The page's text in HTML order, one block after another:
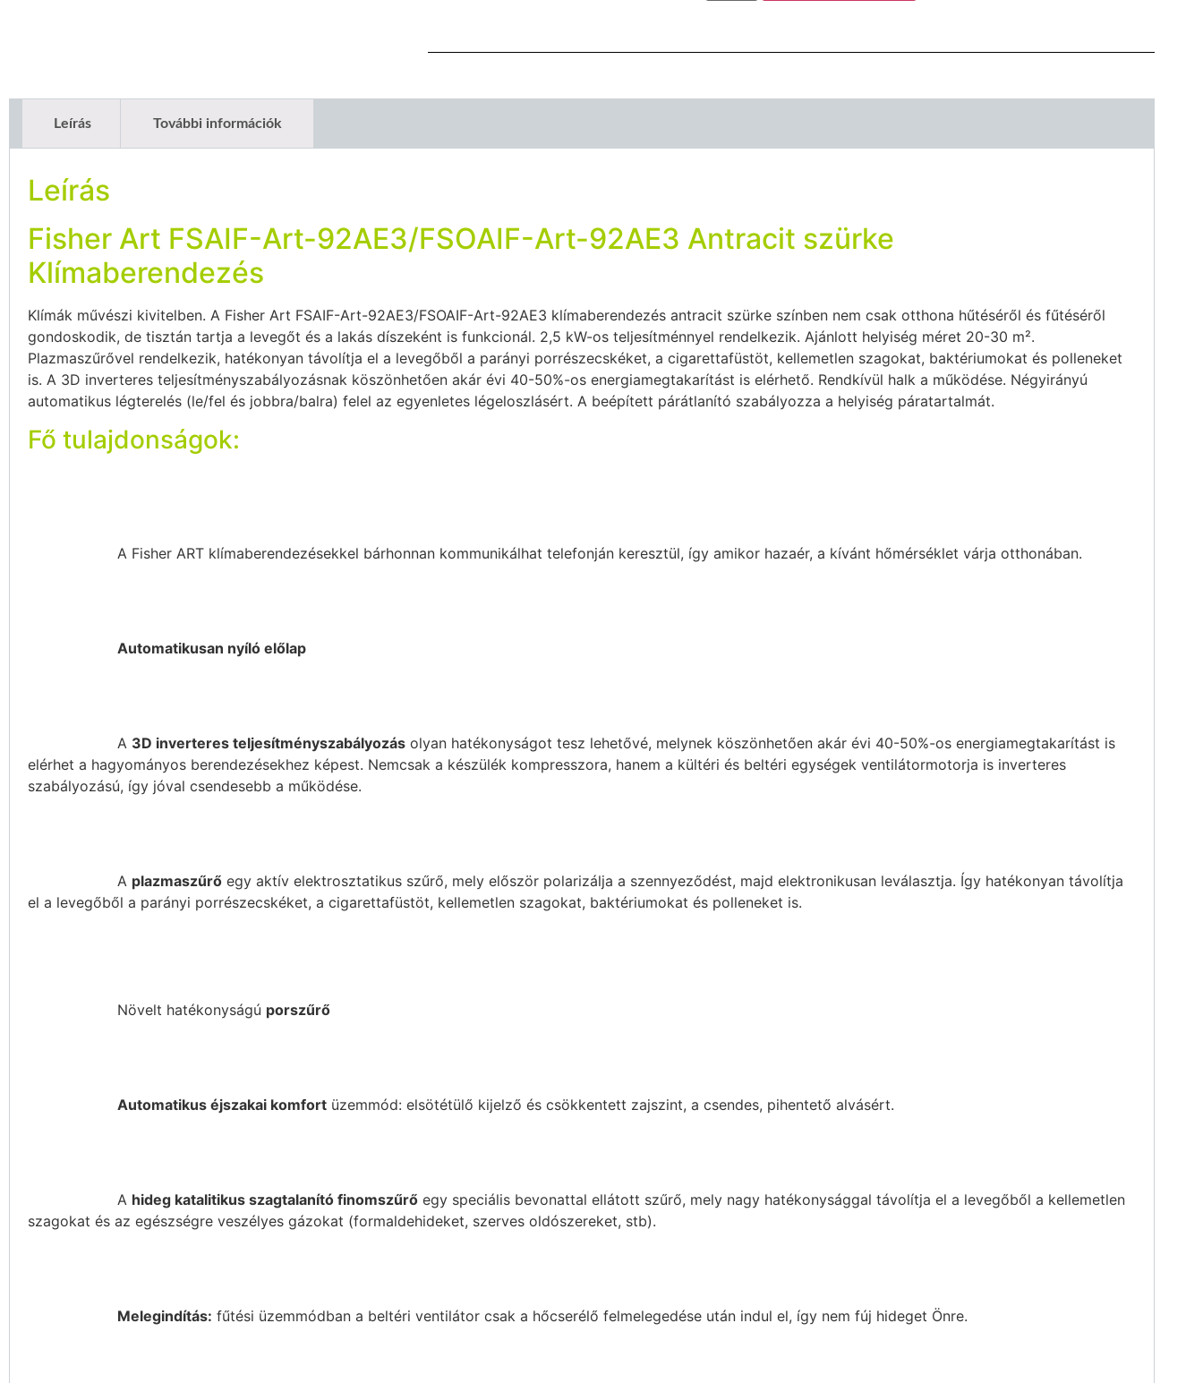
Leírás További információk
Leírás
Fisher Art FSAIF-Art-92AE3/FSOAIF-Art-92AE3 Antracit szürke
Klímaberendezés
Klímák művészi kivitelben. A Fisher Art FSAIF-Art-92AE3/FSOAIF-Art-92AE3 klímaberendezés antracit szürke színben nem csak otthona hűtéséről és fűtéséről
gondoskodik, de tisztán tartja a levegőt és a lakás díszeként is funkcionál. 2,5 kW-os teljesítménnyel rendelkezik. Ajánlott helyiség méret 20-30 m².
Plazmaszűrővel rendelkezik, hatékonyan távolítja el a levegőből a parányi porrészecskéket, a cigarettafüstöt, kellemetlen szagokat, baktériumokat és polleneket
is. A 3D inverteres teljesítményszabályozásnak köszönhetően akár évi 40-50%-os energiamegtakarítást is elérhető. Rendkívül halk a működése. Négyirányú
automatikus légterelés (le/fel és jobbra/balra) felel az egyenletes légeloszlásért. A beépített párátlanító szabályozza a helyiség páratartalmát.
Fő tulajdonságok:
A Fisher ART klímaberendezésekkel bárhonnan kommunikálhat telefonján keresztül, így amikor hazaér, a kívánt hőmérséklet várja otthonában.
Automatikusan nyíló előlap
A 3D inverteres teljesítményszabályozás olyan hatékonyságot tesz lehetővé, melynek köszönhetően akár évi 40-50%-os energiamegtakarítást is
elérhet a hagyományos berendezésekhez képest. Nemcsak a készülék kompresszora, hanem a kültéri és beltéri egységek ventilátormotorja is inverteres
szabályozású, így jóval csendesebb a működése.
A plazmaszűrő egy aktív elektrosztatikus szűrő, mely először polarizálja a szennyeződést, majd elektronikusan leválasztja. Így hatékonyan távolítja
el a levegőből a parányi porrészecskéket, a cigarettafüstöt, kellemetlen szagokat, baktériumokat és polleneket is.
Növelt hatékonyságú porszűrő
Automatikus éjszakai komfort üzemmód: elsötétülő kijelző és csökkentett zajszint, a csendes, pihentető alvásért.
A hideg katalitikus szagtalanító finomszűrő egy speciális bevonattal ellátott szűrő, mely nagy hatékonysággal távolítja el a levegőből a kellemetlen
szagokat és az egészségre veszélyes gázokat (formaldehideket, szerves oldószereket, stb).
Melegindítás: fűtési üzemmódban a beltéri ventilátor csak a hőcserélő felmelegedése után indul el, így nem fúj hideget Önre.